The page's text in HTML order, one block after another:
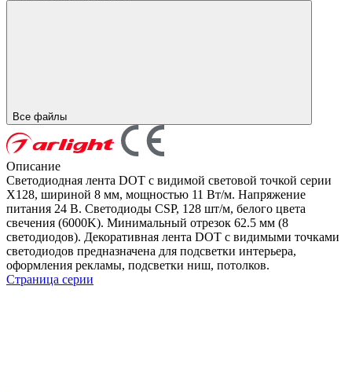
Все файлы
Описание
Светодиодная лента DOT с видимой световой точкой серии
X128, шириной 8 мм, мощностью 11 Вт/м. Напряжение
питания 24 В. Светодиоды CSP, 128 шт/м, белого цвета
свечения (6000K). Минимальный отрезок 62.5 мм (8
светодиодов). Декоративная лента DOT с видимыми точками
светодиодов предназначена для подсветки интерьера,
оформления рекламы, подсветки ниш, потолков.
Страница серии